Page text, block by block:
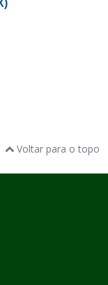
Voltar para o topo